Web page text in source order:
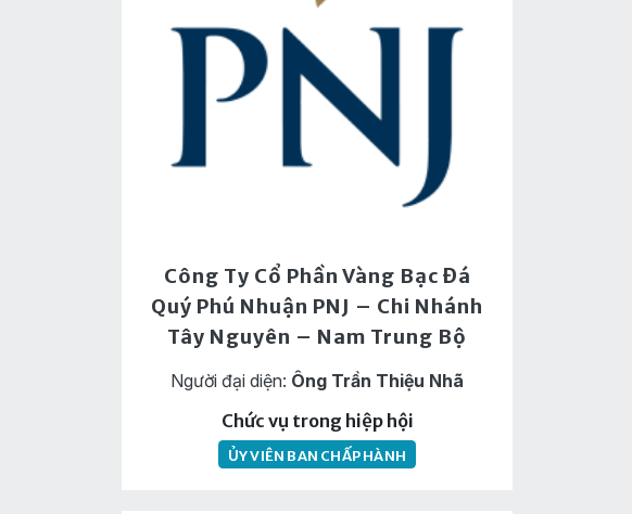
Công Ty Cổ Phần Vàng Bạc Đá
Quý Phú Nhuận PNJ – Chi Nhánh
Tây Nguyên – Nam Trung Bộ
Người đại diện: Ông Trần Thiệu Nhã
Chức vụ trong hiệp hội
ỦY VIÊN BAN CHẤP HÀNH